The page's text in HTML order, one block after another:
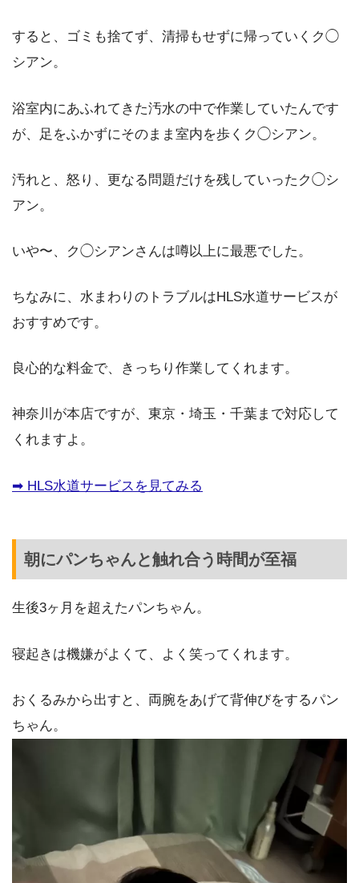
すると、ゴミも捨てず、清掃もせずに帰っていくク◯
シアン。
浴室内にあふれてきた汚水の中で作業していたんです
が、足をふかずにそのまま室内を歩くク◯シアン。
汚れと、怒り、更なる問題だけを残していったク◯シ
アン。
いや〜、ク◯シアンさんは噂以上に最悪でした。
ちなみに、水まわりのトラブルはHLS水道サービスが
おすすめです。
良心的な料金で、きっちり作業してくれます。
神奈川が本店ですが、東京・埼玉・千葉まで対応して
くれますよ。
➡︎ HLS水道サービスを見てみる
朝にパンちゃんと触れ合う時間が至福
生後3ヶ月を超えたパンちゃん。
寝起きは機嫌がよくて、よく笑ってくれます。
おくるみから出すと、両腕をあげて背伸びをするパン
ちゃん。